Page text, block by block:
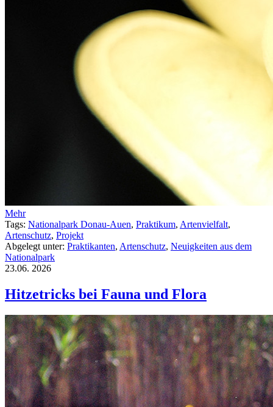
Mehr
Tags: Nationalpark Donau-Auen, Praktikum, Artenvielfalt,
Artenschutz, Projekt
Abgelegt unter: Praktikanten, Artenschutz, Neuigkeiten aus dem
Nationalpark
23.06. 2026
Hitzetricks bei Fauna und Flora